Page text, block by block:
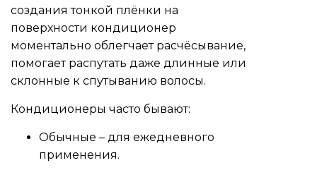
создания тонкой плёнки на
поверхности кондиционер
моментально облегчает расчёсывание,
помогает распутать даже длинные или
склонные к спутыванию волосы.
Кондиционеры часто бывают:
Обычные – для ежедневного
применения.